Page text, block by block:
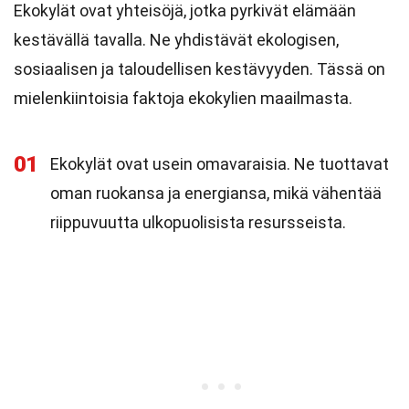
Ekokylät ovat yhteisöjä, jotka pyrkivät elämään
kestävällä tavalla. Ne yhdistävät ekologisen,
sosiaalisen ja taloudellisen kestävyyden. Tässä on
mielenkiintoisia faktoja ekokylien maailmasta.
01
Ekokylät ovat usein omavaraisia. Ne tuottavat
oman ruokansa ja energiansa, mikä vähentää
riippuvuutta ulkopuolisista resursseista.